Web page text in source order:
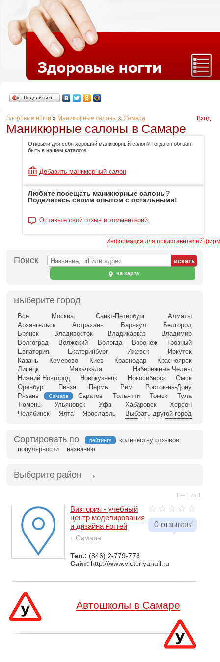
Поделиться…
Здоровые ногти » Маникюрные салоны » Самара Вход
Маникюрные салоны в Самаре
Открыли для себя хороший маникюрный салон? Тогда он обязан
быть в нашем каталоге!
Добавить маникюрный салон
Любите посещать маникюрные салоны?
Поделитесь своим опытом с остальными!
Оставьте свой отзыв и комментарий.
Информация для представителей фирм
Поиск
на карте
Выберите город
Все Москва Санкт-Петербург
Алматы
Архангельск
Астрахань Барнаул
Белгород
Брянск
Владивосток Владикавказ
Владимир
Волгоград
Волжский Вологда Воронеж
Грозный
Евпатория
Екатеринбург Ижевск
Иркутск
Казань
Кемерово Киев Краснодар
Красноярск
Липецк
Махачкала
Набережные Челны
Нижний Новгород
Новокузнецк Новосибирск
Омск
Оренбург
Пенза Пермь Рим
Ростов-на-Дону
Рязань
Самара Саратов Тольятти Томск
Тула
Тюмень
Ульяновск Уфа Хабаровск
Херсон
Челябинск
Ялта Ярославль Выбрать другой город
Сортировать по рейтингу
количеству отзывов
популярности
названию
Выберите район
1—1 из 1.
0 отзывов
Виктория - учебный
центр моделирования
и дизайна ногтей
г. Самара
Тел.: (846) 2-779-778
Сайт: http://www.victoriyanail.ru
Автошколы в Самаре